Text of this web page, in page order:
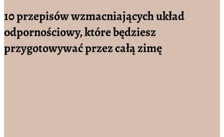
10 przepisów wzmacniających układ
odpornościowy, które będziesz
przygotowywać przez całą zimę